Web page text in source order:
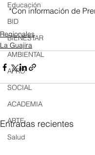
Educación
BID
BIENESTAR
AMBIENTAL
AFRO
SOCIAL
ACADEMIA
ARTE
Salud
*Con información de
Regionales
La Guajira
Entradas recientes